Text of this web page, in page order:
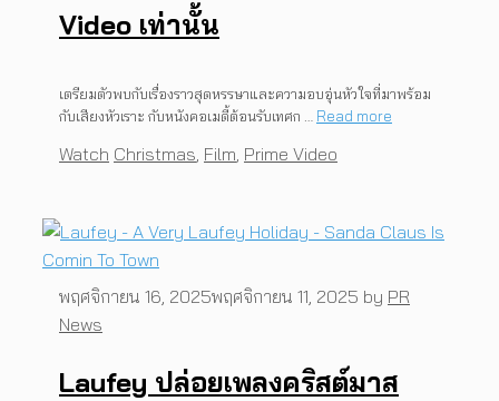
Video เท่านั้น
เตรียมตัวพบกับเรื่องราวสุดหรรษาและความอบอุ่นหัวใจที่มาพร้อม
กับเสียงหัวเราะ กับหนังคอเมดี้ต้อนรับเทศก … Read more
Categories
Watch Tags
Christmas, Film, Prime Video
Laufey ปล่อยเพลงคริสต์มาส
พฤศจิกายน 16, 2025พฤศจิกายน 11, 2025 by PR
News